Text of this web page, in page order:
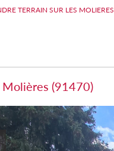
TERRAIN SUR LES MOLIERES
Molières (91470)